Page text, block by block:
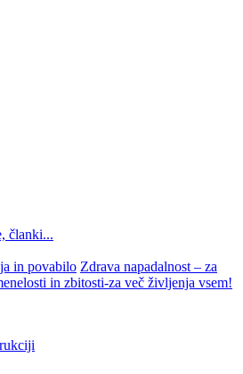
članki...
in povabilo Zdrava napadalnost – za
in zbitosti-za več življenja vsem!